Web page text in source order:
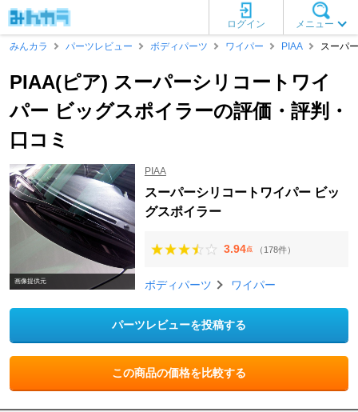
メニュー
ログイン
みんカラ
パーツレビュー ボディパーツ ワイパー PIAA スーパ
PIAA(ピア) スーパーシリコートワイ
パー ビッグスポイラーの評価・評判・
口コミ
画像提供元
PIAA
スーパーシリコートワイパー ビッ
グスポイラー
3.94点 （178件）
ボディパーツ ワイパー
パーツレビューを投稿する
この商品の価格を比較する